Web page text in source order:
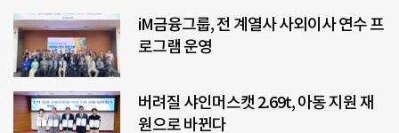
iM금융그룹, 전 계열사 사외이사 연수 프
로그램 운영
버려질 샤인머스캣 2.69t, 아동 지원 재
원으로 바뀐다